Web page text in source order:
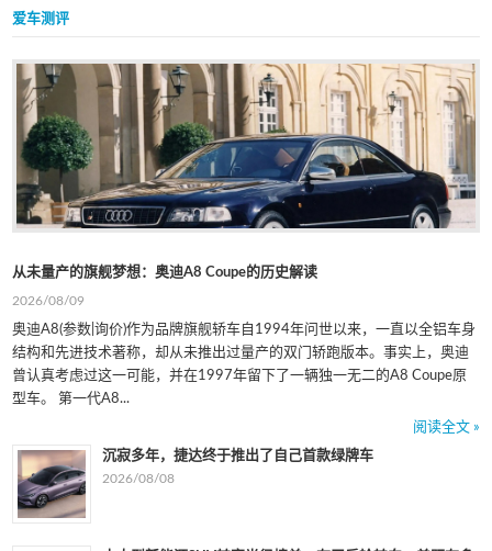
爱车测评
从未量产的旗舰梦想：奥迪A8 Coupe的历史解读
2026/08/09
奥迪A8(参数|询价)作为品牌旗舰轿车自1994年问世以来，一直以全铝车身
结构和先进技术著称，却从未推出过量产的双门轿跑版本。事实上，奥迪
曾认真考虑过这一可能，并在1997年留下了一辆独一无二的A8 Coupe原
型车。 第一代A8...
阅读全文 »
沉寂多年，捷达终于推出了自己首款绿牌车
2026/08/08